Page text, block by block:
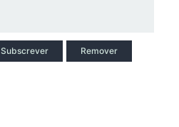
Subscrever Remover